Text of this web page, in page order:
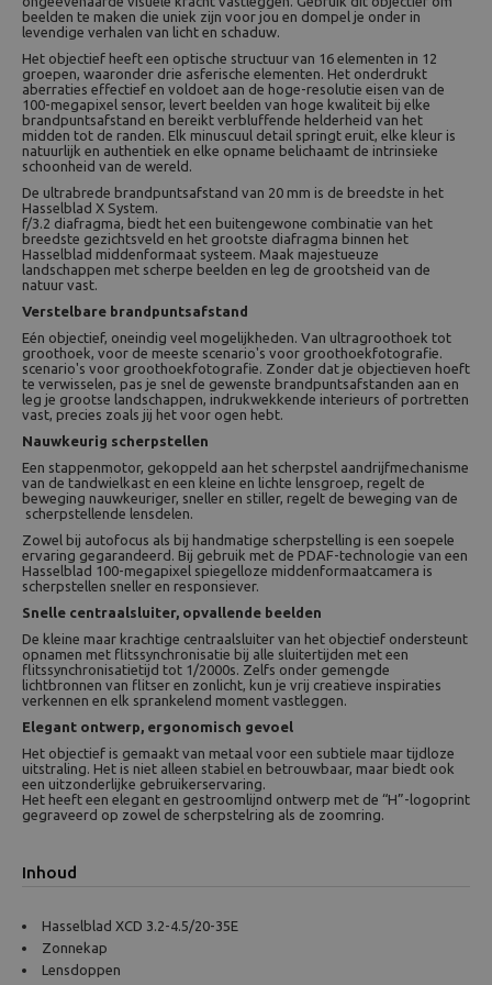
beelden te maken die uniek zijn voor jou en dompel je onder in
levendige verhalen van licht en schaduw.
Het objectief heeft een optische structuur van 16 elementen in 12
groepen, waaronder drie asferische elementen. Het onderdrukt
aberraties effectief en voldoet aan de hoge-resolutie eisen van de
100-megapixel sensor, levert beelden van hoge kwaliteit bij elke
brandpuntsafstand en bereikt verbluffende helderheid van het
midden tot de randen. Elk minuscuul detail springt eruit, elke kleur is
natuurlijk en authentiek en elke opname belichaamt de intrinsieke
schoonheid van de wereld.
De ultrabrede brandpuntsafstand van 20 mm is de breedste in het
Hasselblad X System.
f/3.2 diafragma, biedt het een buitengewone combinatie van het
breedste gezichtsveld en het grootste diafragma binnen het
Hasselblad middenformaat systeem. Maak majestueuze
landschappen met scherpe beelden en leg de grootsheid van de
natuur vast.
Verstelbare brandpuntsafstand
Eén objectief, oneindig veel mogelijkheden. Van ultragroothoek tot
groothoek, voor de meeste scenario's voor groothoekfotografie.
scenario's voor groothoekfotografie. Zonder dat je objectieven hoeft
te verwisselen, pas je snel de gewenste brandpuntsafstanden aan en
leg je grootse landschappen, indrukwekkende interieurs of portretten
vast, precies zoals jij het voor ogen hebt.
Nauwkeurig scherpstellen
Een stappenmotor, gekoppeld aan het scherpstel aandrijfmechanisme
van de tandwielkast en een kleine en lichte lensgroep, regelt de
beweging nauwkeuriger, sneller en stiller, regelt de beweging van de
scherpstellende lensdelen.
Zowel bij autofocus als bij handmatige scherpstelling is een soepele
ervaring gegarandeerd. Bij gebruik met de PDAF-technologie van een
Hasselblad 100-megapixel spiegelloze middenformaatcamera is
scherpstellen sneller en responsiever.
Snelle centraalsluiter, opvallende beelden
De kleine maar krachtige centraalsluiter van het objectief ondersteunt
opnamen met flitssynchronisatie bij alle sluitertijden met een
flitssynchronisatietijd tot 1/2000s. Zelfs onder gemengde
lichtbronnen van flitser en zonlicht, kun je vrij creatieve inspiraties
verkennen en elk sprankelend moment vastleggen.
Elegant ontwerp, ergonomisch gevoel
Het objectief is gemaakt van metaal voor een subtiele maar tijdloze
uitstraling. Het is niet alleen stabiel en betrouwbaar, maar biedt ook
een uitzonderlijke gebruikerservaring.
Het heeft een elegant en gestroomlijnd ontwerp met de “H”-logoprint
gegraveerd op zowel de scherpstelring als de zoomring.
Inhoud
Hasselblad XCD 3.2-4.5/20-35E
Zonnekap
Lensdoppen